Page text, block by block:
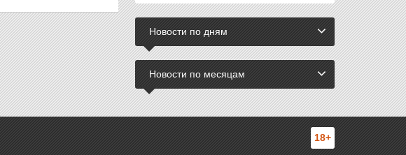
Новости по дням
Новости по месяцам
18+